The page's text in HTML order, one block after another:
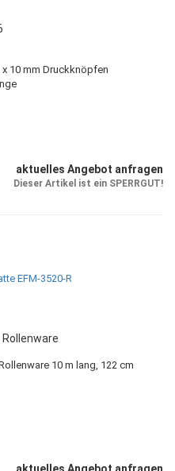
x 10 mm Druckknöpfen
aktuelles Angebot anfragen
Dieser Artikel ist ein SPERRGUT!
10 m lang, 122 cm